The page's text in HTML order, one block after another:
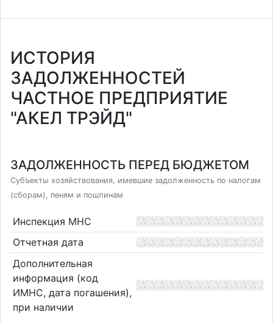
ИСТОРИЯ
ЗАДОЛЖЕННОСТЕЙ
ЧАСТНОЕ ПРЕДПРИЯТИЕ
"АКЕЛ ТРЭЙД"
ЗАДОЛЖЕННОСТЬ ПЕРЕД БЮДЖЕТОМ
Субъекты хозяйствования, имевшие задолженность по налогам
(сборам), пеням и пошлинам
Инспекция МНС
Отчетная дата
Дополнительная
информация (код
ИМНС, дата погашения),
при наличии